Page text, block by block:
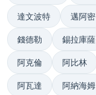
達文波特 邁阿密
錢德勒 錫拉庫薩
阿克倫 阿比林
阿瓦達 阿納海姆